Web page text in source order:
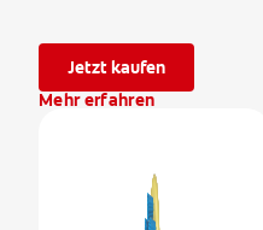
Jetzt kaufen
Mehr erfahren